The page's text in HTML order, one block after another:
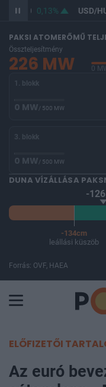
365,90 0,13% USD/
PAKSI ATOMERŐMŰ
Összteljesítmény
226 MW 0
1. blokk
0 MW/ 500 MW
3. blokk
0 MW/ 500 MW
DUNA VÍZÁLLÁSA
-
-134cm
leállási küszöb
Forrás: OVF, HAEA
ELŐFIZETŐI
Az euró